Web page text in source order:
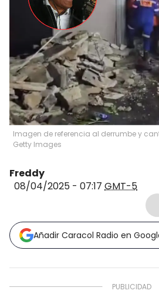
Imagen de referencia al derrumbe y
Getty Images
Freddy
08/04/2025 - 07:17 GMT-5
Añadir Caracol Radio en